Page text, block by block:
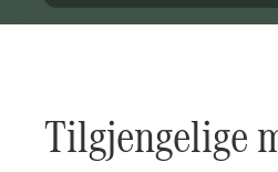
Tilgjengelige